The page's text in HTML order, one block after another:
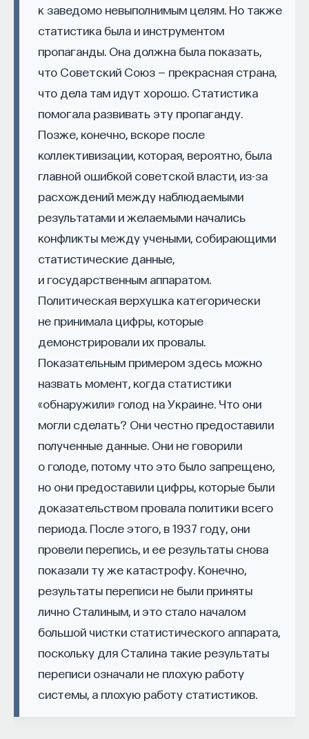
к заведомо невыполнимым целям. Но также
статистика была и инструментом
пропаганды. Она должна была показать,
что Советский Союз — прекрасная страна,
что дела там идут хорошо. Статистика
помогала развивать эту пропаганду.
Позже, конечно, вскоре после
коллективизации, которая, вероятно, была
главной ошибкой советской власти, из-за
расхождений между наблюдаемыми
результатами и желаемыми начались
конфликты между учеными, собирающими
статистические данные,
и государственным аппаратом.
Политическая верхушка категорически
не принимала цифры, которые
демонстрировали их провалы.
Показательным примером здесь можно
назвать момент, когда статистики
«обнаружили» голод на Украине. Что они
могли сделать? Они честно предоставили
полученные данные. Они не говорили
о голоде, потому что это было запрещено,
но они предоставили цифры, которые были
доказательством провала политики всего
периода. После этого, в 1937 году, они
провели перепись, и ее результаты снова
показали ту же катастрофу. Конечно,
результаты переписи не были приняты
лично Сталиным, и это стало началом
большой чистки статистического аппарата,
поскольку для Сталина такие результаты
переписи означали не плохую работу
системы, а плохую работу статистиков.
В ходе работы с научным сообществом Ивар
и его команда обнаружили, что инновационные
индустрии испытывают кадровый голод,
особенно молодые deep tech и биотех компании.
Исследование аудитории ПостНауки
подтвердило масштаб: более60%слушателей
проекта имеют STEM-образование, при этом
заинтересованы в работе в инновационных
компаниях, но не знают, с чего начать.
Специалисты сталкиваются с тремя ключевыми
барьерами:
Недостаток информации о глобальных
индустриях и карьерных возможностях
мешает поиску подходящих ваканси; ​
Непрозрачные механизмы в инновационных
компаниях усложняют процесс
трудоустройства​;
Стереотипы не позволяют эффективно
конкурировать на международном рынке​.
Что такое Naukka Talents
Naukka Talents — это не просто рекрутинговый
сервис, а комплексная платформа поддержки
специалистов на пути к карьере в глобальных
инновационных индустриях. Сервис помогает
преодолеть существующие барьеры через
обучение, карьерное сопровождение и прямые
связи с компаниями, заинтересованными
высококвалифицированных кадрах.​
Сервис создан для всех, кто хочет найти свой
путь в инновационных индустриях:
Учёных, инженеров и исследователей
с опытом работы в научной сфере;
Специалистов с STEM-образованием,